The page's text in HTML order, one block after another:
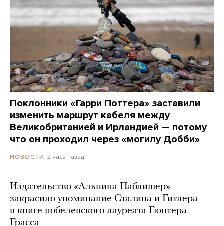
Поклонники «Гарри Поттера» заставили
изменить маршрут кабеля между
Великобританией и Ирландией — потому
что он проходил через «могилу Добби»
НОВОСТИ 2 часа назад
Издательство «Альпина Паблишер»
закрасило упоминание Сталина и Гитлера
в книге нобелевского лауреата Гюнтера
Грасса